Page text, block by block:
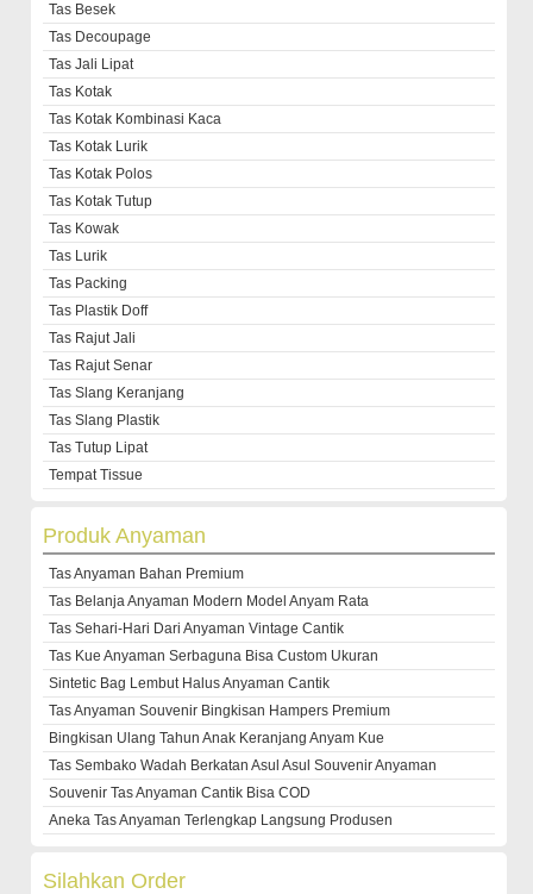
Tas Besek
Tas Decoupage
Tas Jali Lipat
Tas Kotak
Tas Kotak Kombinasi Kaca
Tas Kotak Lurik
Tas Kotak Polos
Tas Kotak Tutup
Tas Kowak
Tas Lurik
Tas Packing
Tas Plastik Doff
Tas Rajut Jali
Tas Rajut Senar
Tas Slang Keranjang
Tas Slang Plastik
Tas Tutup Lipat
Tempat Tissue
Produk Anyaman
Tas Anyaman Bahan Premium
Tas Belanja Anyaman Modern Model Anyam Rata
Tas Sehari-Hari Dari Anyaman Vintage Cantik
Tas Kue Anyaman Serbaguna Bisa Custom Ukuran
Sintetic Bag Lembut Halus Anyaman Cantik
Tas Anyaman Souvenir Bingkisan Hampers Premium
Bingkisan Ulang Tahun Anak Keranjang Anyam Kue
Tas Sembako Wadah Berkatan Asul Asul Souvenir Anyaman
Souvenir Tas Anyaman Cantik Bisa COD
Aneka Tas Anyaman Terlengkap Langsung Produsen
Silahkan Order